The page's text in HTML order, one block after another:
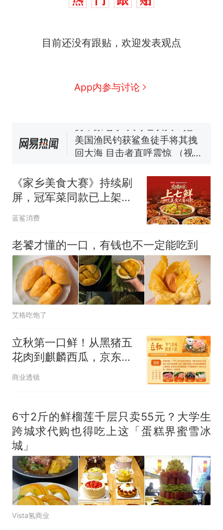
目前还没有跟贴，欢迎发表观点
App内参与讨论
么？
人生
费大厨“全国小炒肉大王”称
号，仅凭视频评出？中国烹饪
140多朵
美国渔民钓获鲨鱼徒手将其拽
回大海 目击者直呼震惊 （视频
官方通报
热
制裁瓜子饺子，美国怕什
么？
《家乡美食大赛》持续刷
屏，冠军菜同款已上架京
东七鲜超市
蓝鲨消费
老饕才懂的一口，有钱也不一定能吃到
艾格吃饱了
立秋第一口鲜！从黑猪五
花肉到麒麟西瓜，京东生
鲜多款时令美味低至5折
商业透镜
6寸2斤的鲜榴莲千层只卖55元？大学生
跨城求代购也得吃上这「蛋糕界蜜雪冰
城」
Vista氢商业